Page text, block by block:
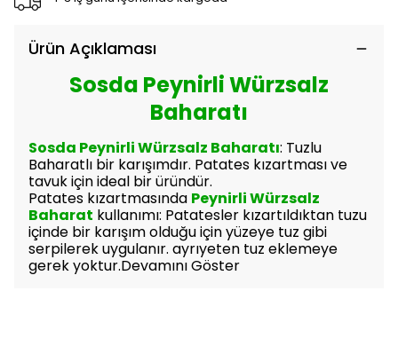
Ürün Açıklaması
Sosda Peynirli Würzsalz
Baharatı
Sosda Peynirli Würzsalz Baharatı: Tuzlu
Baharatlı bir karışımdır. Patates kızartması ve
tavuk için ideal bir üründür.
Patates kızartmasında Peynirli Würzsalz
Baharat kullanımı: Patatesler kızartıldıktan tuzu
içinde bir karışım olduğu için yüzeye tuz gibi
serpilerek uygulanır. ayrıyeten tuz eklemeye
gerek yoktur.Devamını Göster